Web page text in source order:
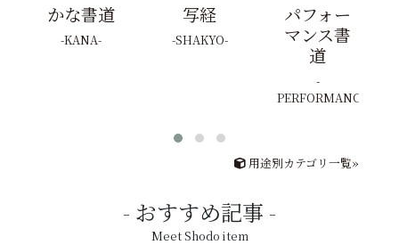
かな書道
KANA
写経
SHAKYO
パフォー
マンス書
道
PERFORMANCE
用途別カテゴリ一覧»
おすすめ記事
Meet Shodo item